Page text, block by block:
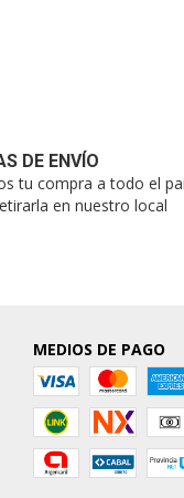
DE ENVÍO
tu compra a todo el
en nuestro local
MEDIOS DE PAGO